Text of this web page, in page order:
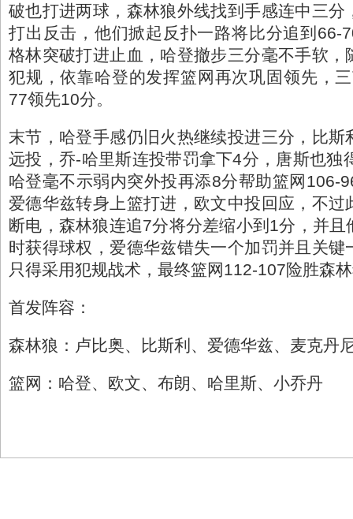
破也打进两球，森林狼外线找到手感连中三分
打出反击，他们掀起反扑一路将比分追到66-
格林突破打进止血，哈登撤步三分毫不手软，
犯规，依靠哈登的发挥篮网再次巩固领先，
77领先10分。
末节，哈登手感仍旧火热继续投进三分，比斯
远投，乔-哈里斯连投带罚拿下4分，唐斯也独
哈登毫不示弱内突外投再添8分帮助篮网106-
爱德华兹转身上篮打进，欧文中投回应，不过
断电，森林狼连追7分将分差缩小到1分，并
时获得球权，爱德华兹错失一个加罚并且关键
只得采用犯规战术，最终篮网112-107险胜森
首发阵容：
森林狼：卢比奥、比斯利、爱德华兹、麦克丹
篮网：哈登、欧文、布朗、哈里斯、小乔丹